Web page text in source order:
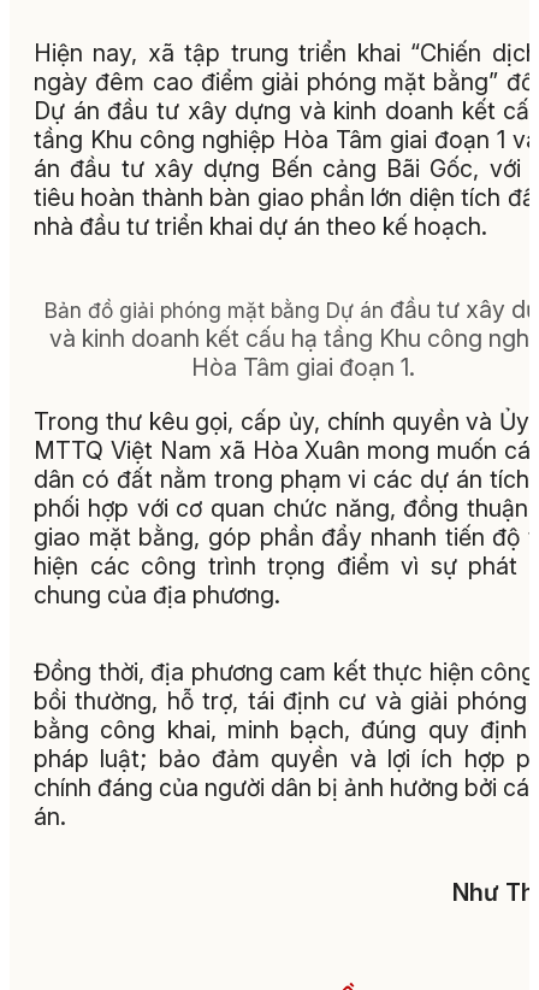
Hiện nay, xã tập trung triển khai “Chiến
ngày đêm cao điểm giải phóng mặt bằng”
Dự án đầu tư xây dựng và kinh doanh kết
tầng Khu công nghiệp Hòa Tâm giai đoạn 1
án đầu tư xây dựng Bến cảng Bãi Gốc, với
tiêu hoàn thành bàn giao phần lớn diện tích
nhà đầu tư triển khai dự án theo kế hoạch.
Bản đồ giải phóng mặt bằng Dự án đầu tư xây
và kinh doanh kết cấu hạ tầng Khu công
Hòa Tâm giai đoạn 1.
Trong thư kêu gọi, cấp ủy, chính quyền và Ủy
MTTQ Việt Nam xã Hòa Xuân mong muốn
dân có đất nằm trong phạm vi các dự án tích
phối hợp với cơ quan chức năng, đồng thuận
giao mặt bằng, góp phần đẩy nhanh tiến độ
hiện các công trình trọng điểm vì sự phát
chung của địa phương.
Đồng thời, địa phương cam kết thực hiện
bồi thường, hỗ trợ, tái định cư và giải phóng
bằng công khai, minh bạch, đúng quy định
pháp luật; bảo đảm quyền và lợi ích hợp
chính đáng của người dân bị ảnh hưởng bởi
án.
Như